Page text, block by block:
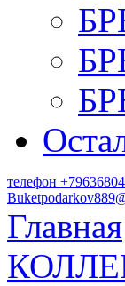
телефон
Главная